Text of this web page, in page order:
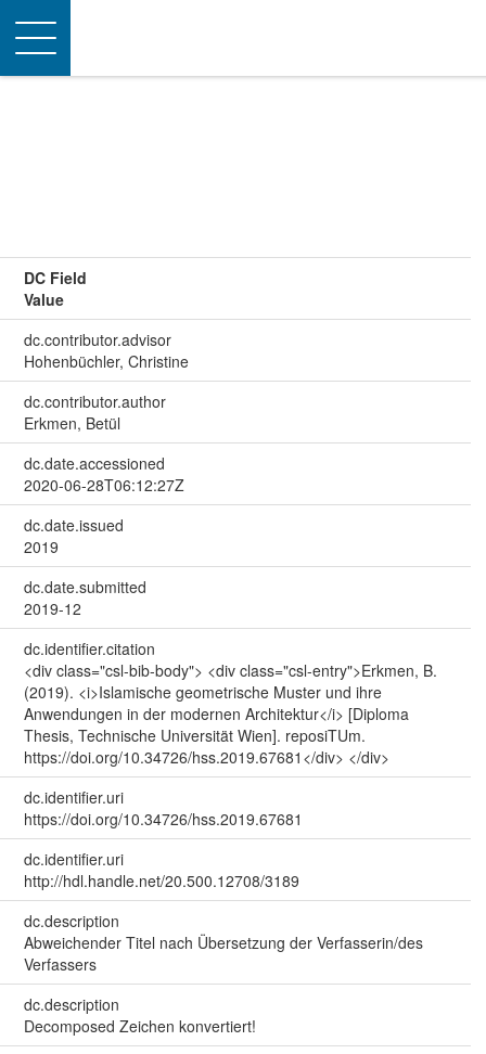
Toggle
navigation
DC Field
Value
dc.contributor.advisor
Hohenbüchler, Christine
dc.contributor.author
Erkmen, Betül
dc.date.accessioned
2020-06-28T06:12:27Z
dc.date.issued
2019
dc.date.submitted
2019-12
dc.identifier.citation
<div class="csl-bib-body"> <div class="csl-entry">Erkmen, B.
(2019). <i>Islamische geometrische Muster und ihre
Anwendungen in der modernen Architektur</i> [Diploma
Thesis, Technische Universität Wien]. reposiTUm.
https://doi.org/10.34726/hss.2019.67681</div> </div>
dc.identifier.uri
https://doi.org/10.34726/hss.2019.67681
dc.identifier.uri
http://hdl.handle.net/20.500.12708/3189
dc.description
Abweichender Titel nach Übersetzung der Verfasserin/des
Verfassers
dc.description
Decomposed Zeichen konvertiert!